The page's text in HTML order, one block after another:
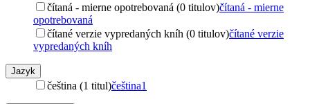
čítaná - mierne opotrebovaná (0 titulov)čítaná - mierne
opotrebovaná
čítané verzie vypredaných kníh (0 titulov)čítané verzie
vypredaných kníh
Jazyk
čeština (1 titul)čeština1